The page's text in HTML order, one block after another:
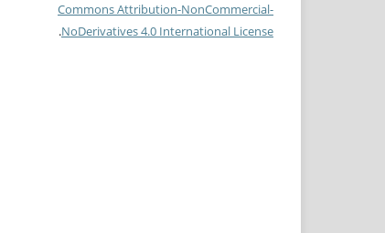
Commons Attribution-NonCommercial-
NoDerivatives 4.0 International License
.